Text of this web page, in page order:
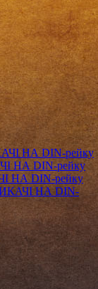
НА DIN-рейку
НА DIN-рейку
DIN-рейку
НА DIN-